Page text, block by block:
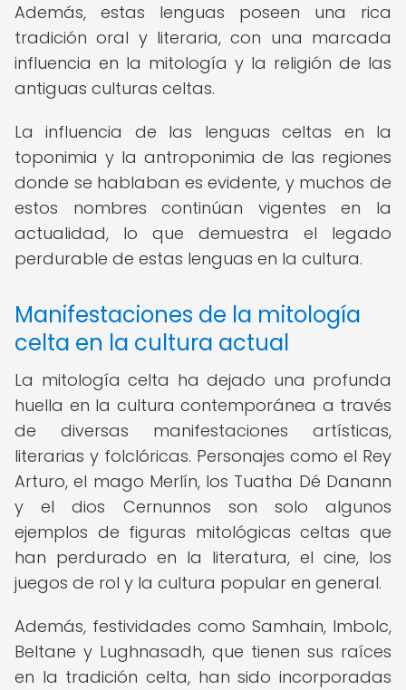
Además, estas lenguas poseen una rica
tradición oral y literaria, con una marcada
influencia en la mitología y la religión de las
antiguas culturas celtas.
La influencia de las lenguas celtas en la
toponimia y la antroponimia de las regiones
donde se hablaban es evidente, y muchos de
estos nombres continúan vigentes en la
actualidad, lo que demuestra el legado
perdurable de estas lenguas en la cultura.
Manifestaciones de la mitología
celta en la cultura actual
La mitología celta ha dejado una profunda
huella en la cultura contemporánea a través
de diversas manifestaciones artísticas,
literarias y folclóricas. Personajes como el Rey
Arturo, el mago Merlín, los Tuatha Dé Danann
y el dios Cernunnos son solo algunos
ejemplos de figuras mitológicas celtas que
han perdurado en la literatura, el cine, los
juegos de rol y la cultura popular en general.
Además, festividades como Samhain, Imbolc,
Beltane y Lughnasadh, que tienen sus raíces
en la tradición celta, han sido incorporadas